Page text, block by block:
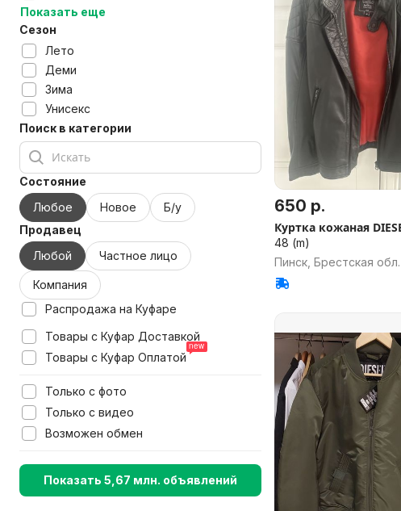
Показать еще
Сезон
Лето
Деми
Зима
Унисекс
Поиск в категории
Состояние
Любое
Новое
Б/у
Продавец
Любой
Частное лицо
Компания
Распродажа на Куфаре
Товары с Куфар Доставкой
Товары с Куфар Оплатой
Только с фото
Только с видео
Возможен обмен
Показать 5,67 млн. объявлений
650 р.
Куртка кожаная
48 (m)
Пинск, Брестская обл.